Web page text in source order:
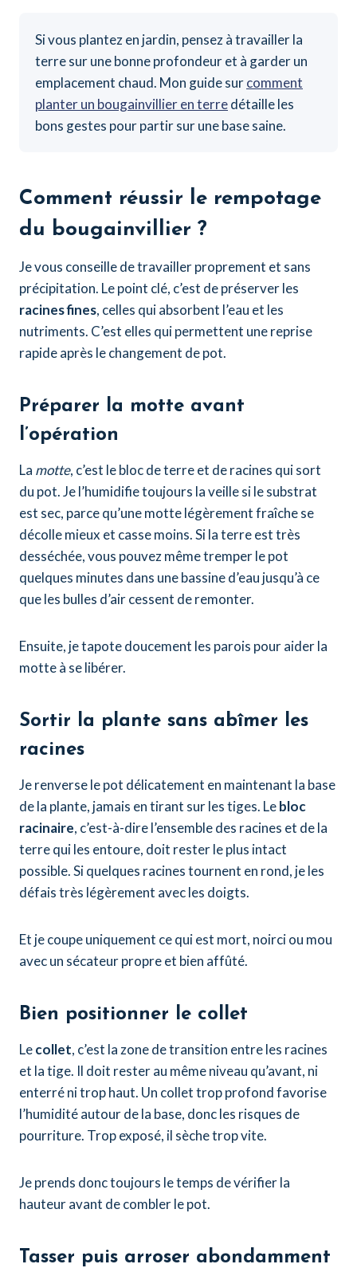
Si vous plantez en jardin, pensez à travailler la
terre sur une bonne profondeur et à garder un
emplacement chaud. Mon guide surcomment
planter un bougainvillier en terredétaille les
bons gestes pour partir sur une base saine.
Comment réussir le rempotage
du bougainvillier ?
Je vous conseille de travailler proprement et sans
précipitation. Le point clé, c’est de préserver les
racines fines, celles qui absorbent l’eau et les
nutriments. C’est elles qui permettent une reprise
rapide après le changement de pot.
Préparer la motte avant
l’opération
La motte, c’est le bloc de terre et de racines qui sort
du pot. Je l’humidifie toujours la veille si le substrat
est sec, parce qu’une motte légèrement fraîche se
décolle mieux et casse moins. Si la terre est très
desséchée, vous pouvez même tremper le pot
quelques minutes dans une bassine d’eau jusqu’à ce
que les bulles d’air cessent de remonter.
Ensuite, je tapote doucement les parois pour aider la
motte à se libérer.
Sortir la plante sans abîmer les
racines
Je renverse le pot délicatement en maintenant la base
de la plante, jamais en tirant sur les tiges. Lebloc
racinaire, c’est-à-dire l’ensemble des racines et de la
terre qui les entoure, doit rester le plus intact
possible. Si quelques racines tournent en rond, je les
défais très légèrement avec les doigts.
Et je coupe uniquement ce qui est mort, noirci ou mou
avec un sécateur propre et bien affûté.
Bien positionner le collet
Lecollet, c’est la zone de transition entre les racines
et la tige. Il doit rester au même niveau qu’avant, ni
enterré ni trop haut. Un collet trop profond favorise
l’humidité autour de la base, donc les risques de
pourriture. Trop exposé, il sèche trop vite.
Je prends donc toujours le temps de vérifier la
hauteur avant de combler le pot.
Tasser puis arroser abondamment